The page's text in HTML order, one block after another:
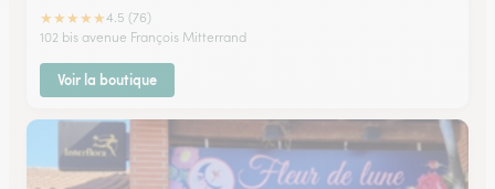
★★★★★4.5 (76)
102 bis avenue François Mitterrand
Voir la boutique